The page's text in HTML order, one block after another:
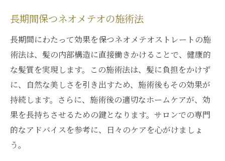
長期間保つネオメテオの施術法
長期間にわたって効果を保つネオメテオストレートの施
術法は、髪の内部構造に直接働きかけることで、健康的
な髪質を実現します。この施術法は、髪に負担をかけず
に、自然な美しさを引き出すため、施術後もその効果が
持続します。さらに、施術後の適切なホームケアが、効
果を長持ちさせるための鍵となります。サロンでの専門
的なアドバイスを参考に、日々のケアを心がけましょ
う。